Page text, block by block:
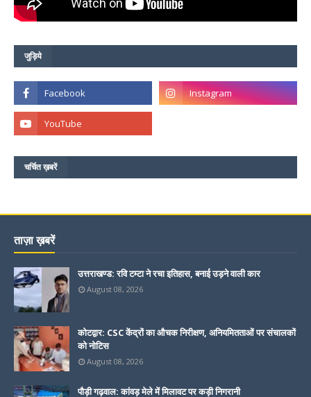
जुड़िये
चर्चित ख़बरें
ताज़ा ख़बरें
उत्तराखण्ड: रवि टम्टा ने रचा इतिहास, बनाई उड़ने वाली कार
August 08, 2026
कोटद्वार: CSC केंद्रों का औचक निरीक्षण, अनियमितताओं पर संचालकों
को नोटिस
August 08, 2026
पौड़ी गढ़वाल: कांवड़ मेले में मिलावट पर कड़ी निगरानी